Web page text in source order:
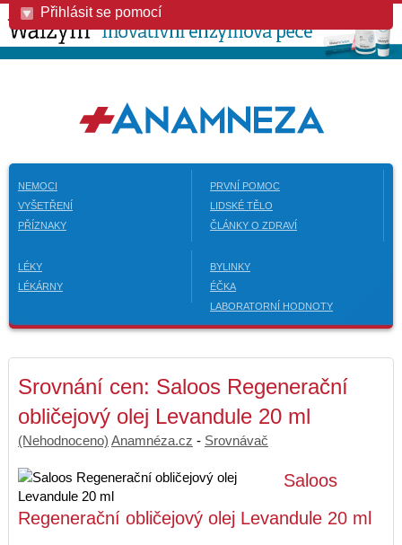
Přihlásit se pomocí
NEMOCI
VYŠETŘENÍ
PŘÍZNAKY
PRVNÍ POMOC
LIDSKÉ TĚLO
ČLÁNKY O ZDRAVÍ
LÉKY
LÉKÁRNY
BYLINKY
ÉČKA
LABORATORNÍ HODNOTY
Srovnání cen: Saloos Regenerační
obličejový olej Levandule 20 ml
(Nehodnoceno) Anamnéza.cz - Srovnávač
Saloos
Regenerační obličejový olej Levandule 20 ml